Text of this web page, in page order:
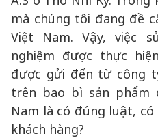
những người dị ứng
của sản phẩm”
Hayat Kimya Việt Nam
báo này lên bao bì.
không tuân thủ
43/2017/NĐ-CP.